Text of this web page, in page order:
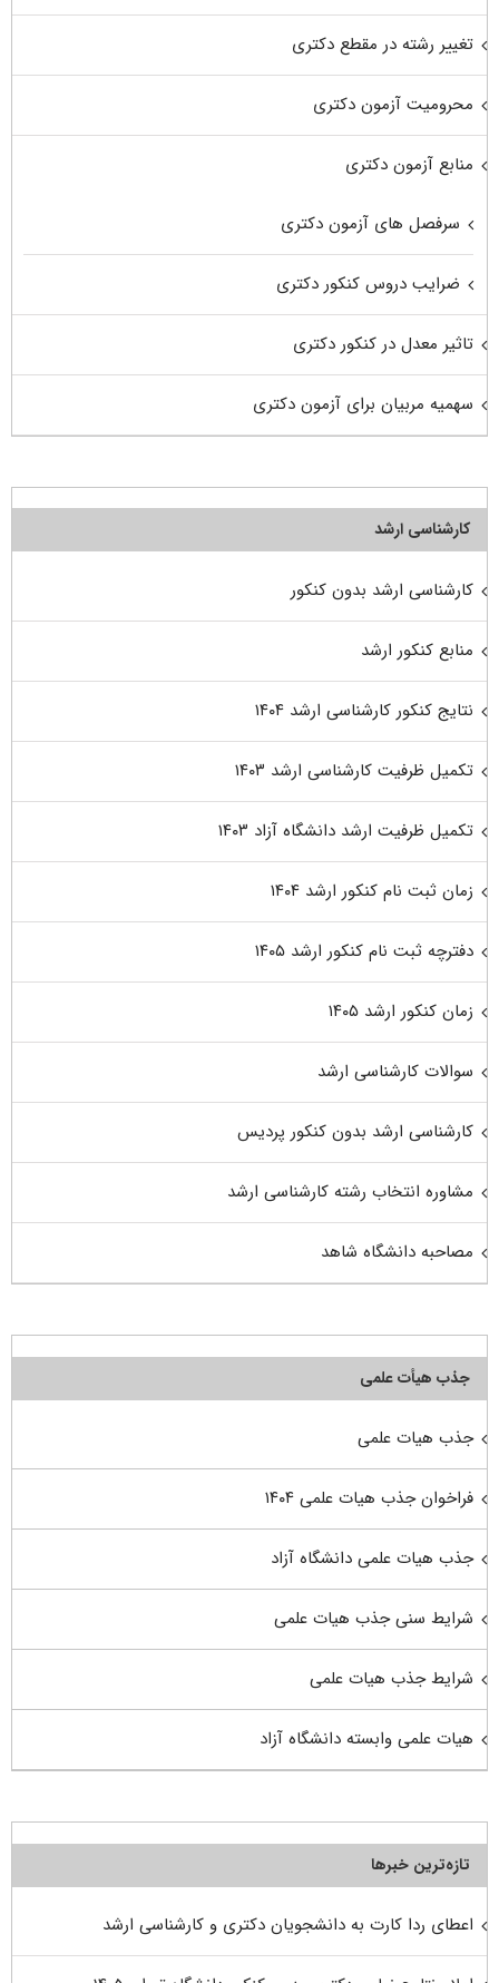
تغییر رشته در مقطع دکتری
محرومیت آزمون دکتری
منابع آزمون دکتری
سرفصل های آزمون دکتری
ضرایب دروس کنکور دکتری
تاثیر معدل در کنکور دکتری
سهمیه مربیان برای آزمون دکتری
کارشناسی ارشد
کارشناسی ارشد بدون کنکور
منابع کنکور ارشد
نتایج کنکور کارشناسی ارشد ۱۴۰۴
تکمیل ظرفیت کارشناسی ارشد ۱۴۰۳
تکمیل ظرفیت ارشد دانشگاه آزاد ۱۴۰۳
زمان ثبت نام کنکور ارشد ۱۴۰۴
دفترچه ثبت نام کنکور ارشد ۱۴۰۵
زمان کنکور ارشد ۱۴۰۵
سوالات کارشناسی ارشد
کارشناسی ارشد بدون کنکور پردیس
مشاوره انتخاب رشته کارشناسی ارشد
مصاحبه دانشگاه شاهد
جذب هیأت علمی
جذب هیات علمی
فراخوان جذب هیات علمی ۱۴۰۴
جذب هیات علمی دانشگاه آزاد
شرایط سنی جذب هیات علمی
شرایط جذب هیات علمی
هیات علمی وابسته دانشگاه آزاد
تازه‌ترین خبرها
اعطای ردا کارت به دانشجویان دکتری و کارشناسی ارشد